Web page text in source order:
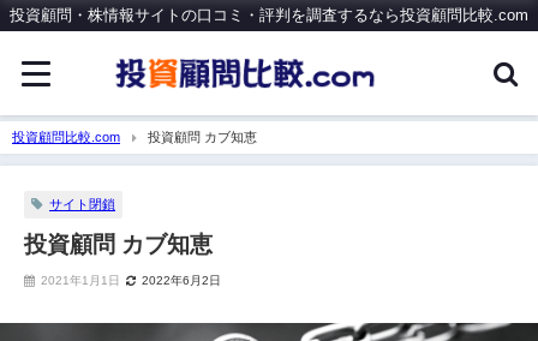
投資顧問・株情報サイトの口コミ・評判を調査するなら投資顧問比較.com
投資顧問比較.com 投資顧問 カブ知恵
サイト閉鎖
投資顧問 カブ知恵
2021年1月1日 2022年6月2日